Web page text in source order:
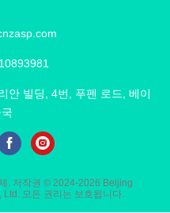
안 빌딩, 4번, 푸펜 로드, 베이
. 저작권 © 2024-2026 Beijing
모든 권리는 보호됩니다.